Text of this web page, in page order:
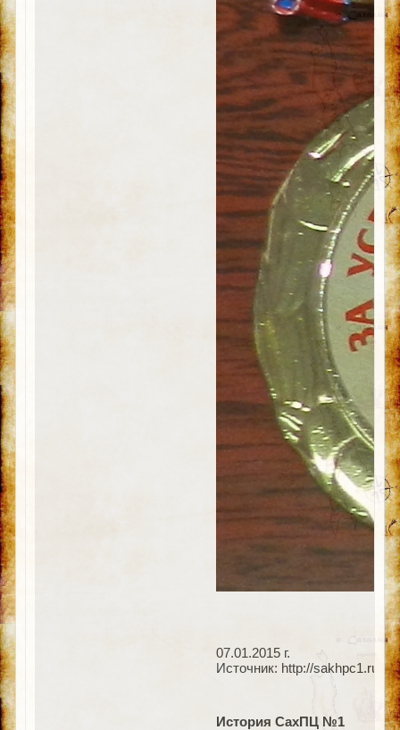
07.01.2015 г.
Источник: http://sakhpc1.ru/
История СахПЦ №1